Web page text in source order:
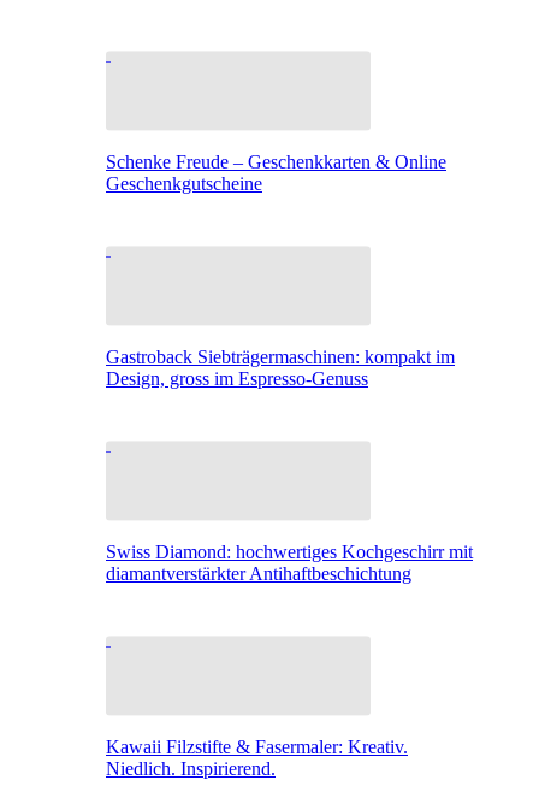
Schenke Freude – Geschenkkarten & Online
Geschenkgutscheine
Gastroback Siebträgermaschinen: kompakt im
Design, gross im Espresso-Genuss
Swiss Diamond: hochwertiges Kochgeschirr mit
diamantverstärkter Antihaftbeschichtung
Kawaii Filzstifte & Fasermaler: Kreativ.
Niedlich. Inspirierend.